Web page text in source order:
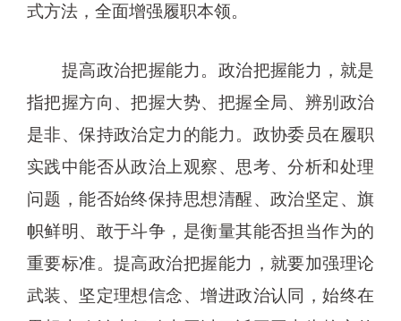
式方法，全面增强履职本领。
提高政治把握能力。政治把握能力，就是
指把握方向、把握大势、把握全局、辨别政治
是非、保持政治定力的能力。政协委员在履职
实践中能否从政治上观察、思考、分析和处理
问题，能否始终保持思想清醒、政治坚定、旗
帜鲜明、敢于斗争，是衡量其能否担当作为的
重要标准。提高政治把握能力，就要加强理论
武装、坚定理想信念、增进政治认同，始终在